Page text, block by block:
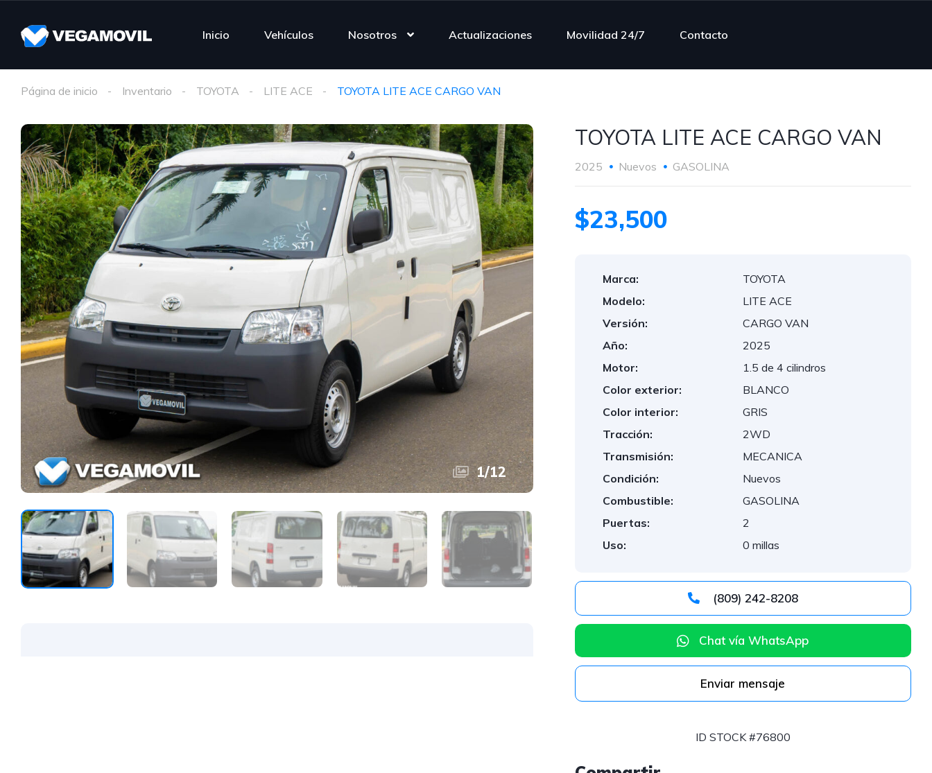
Inicio Vehículos Nosotros Actualizaciones Movilidad 24/7 Contacto
Página de inicio Inventario TOYOTA LITE ACE TOYOTA LITE ACE CARGO VAN
1/12
TOYOTA LITE ACE CARGO VAN
2025 Nuevos GASOLINA
$23,500
Marca:
TOYOTA
Modelo:
LITE ACE
Versión:
CARGO VAN
Año:
2025
Motor:
1.5 de 4 cilindros
Color exterior:
BLANCO
Color interior:
GRIS
Tracción:
2WD
Transmisión:
MECANICA
Condición:
Nuevos
Combustible:
GASOLINA
Puertas:
2
Uso:
0 millas
(809) 242-8208
Chat vía WhatsApp
Enviar mensaje
ID STOCK #76800